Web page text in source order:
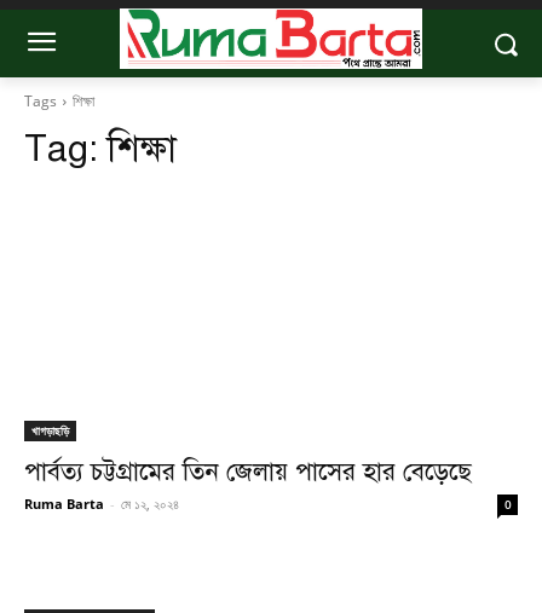
Tags শিক্ষা
Tag:শিক্ষা
খাগড়াছড়ি
পার্বত্য চট্টগ্রামের তিন জেলায় পাসের হার বেড়েছে
Ruma Barta - মে ১২, ২০২৪ 0